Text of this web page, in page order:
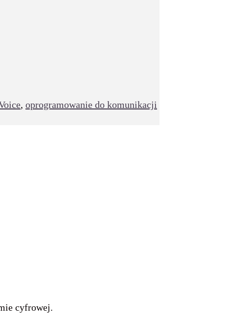
, oprogramowanie do komunikacji
cyfrowej.